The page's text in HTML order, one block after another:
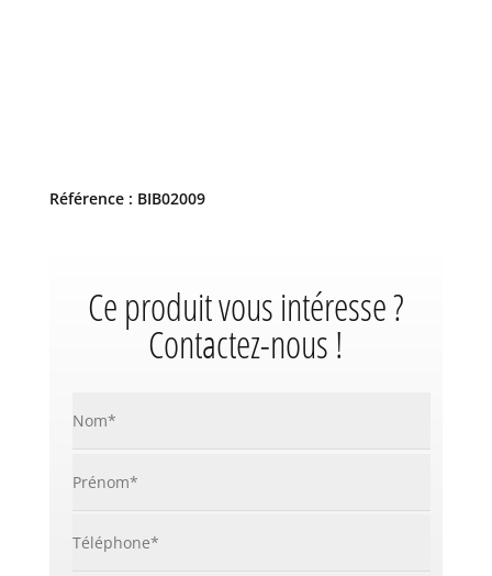
Référence : BIB02009
Ce produit vous intéresse ?
Contactez-nous !